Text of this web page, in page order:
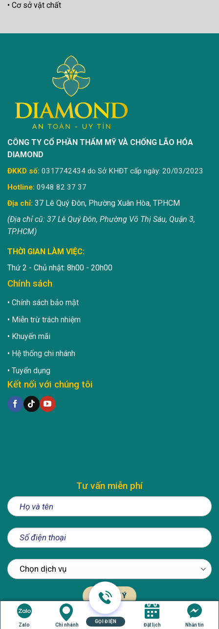
Cơ sở vật chất
CÔNG TY CỔ PHẦN THẨM MỸ VÀ CHỐNG LÃO HÓA
DIAMOND
ĐKKD số: 0317742434 do Sở KHĐT cấp ngày: 20/03/2023
Hotline: 0948 82 37 37
Địa chỉ: 37 Lê Quý Đôn, Phường Xuân Hòa, TP.HCM
(Địa chỉ cũ: 37 Lê Quý Đôn, Phường Võ Thị Sáu, Quận 3,
TP.HCM)
THỜI GIAN LÀM VIỆC:
Thứ 2 - Chủ nhật: 8h00 - 20h00
Chính sách
Chính sách bảo mật
Miễn trừ trách nhiệm
Khuyến mãi
Hệ thống chi nhánh
Tuyển dụng
Kết nối với chúng tôi
Tư vấn miễn phí
Zalo Chi nhánh
GỌI ĐIỆN
Đặt lịch Nhắn tin